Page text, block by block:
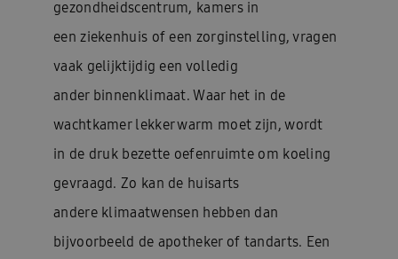
gezondheidscentrum, kamers in
een ziekenhuis of een zorginstelling, vragen
vaak gelijktijdig een volledig
ander binnenklimaat. Waar het in de
wachtkamer lekker warm moet zijn, wordt
in de druk bezette oefenruimte om koeling
gevraagd. Zo kan de huisarts
andere klimaatwensen hebben dan
bijvoorbeeld de apotheker of tandarts. Een